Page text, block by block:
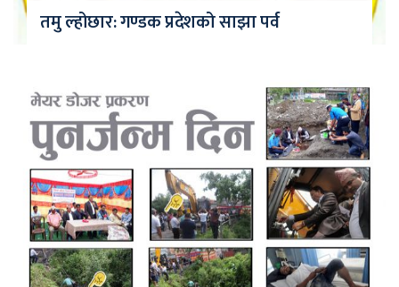
तमु ल्होछार: गण्डक प्रदेशको साझा पर्व